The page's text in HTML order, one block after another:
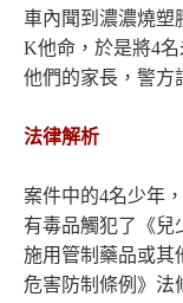
車內聞到濃濃燒塑
K他命，於是將4
他們的家長，警方
法律解析
案件中的4名少年
有毒品觸犯了《兒
施用管制藥品或其
危害防制條例》法